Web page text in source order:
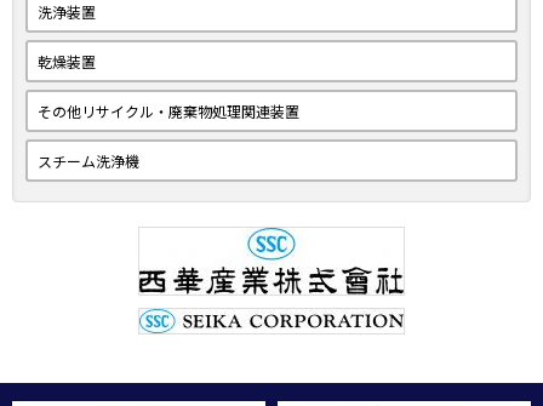
３．『(伊)MOVE Engineering社 ポリマ洗浄装置(ＨＹＰＯＸ)のご提
案』
→蒸気を主体とした加水分解、熱分解、酸化分解を組み合わせた画
期的なポリマ洗浄装置です。
→微細フィルタ、微細ノズル、押出機めっきスクリュー等のデリケ
ートパーツに付着したポリマーをダメージ与えず優しく洗浄しま
す。
洗浄装置
乾燥装置
その他リサイクル・廃棄物処理関連装置
スチーム洗浄機